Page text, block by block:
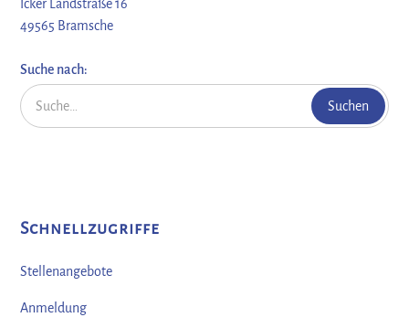
Icker Landstraße 16
49565 Bramsche
Suche nach:
Schnellzugriffe
Stellenangebote
Anmeldung